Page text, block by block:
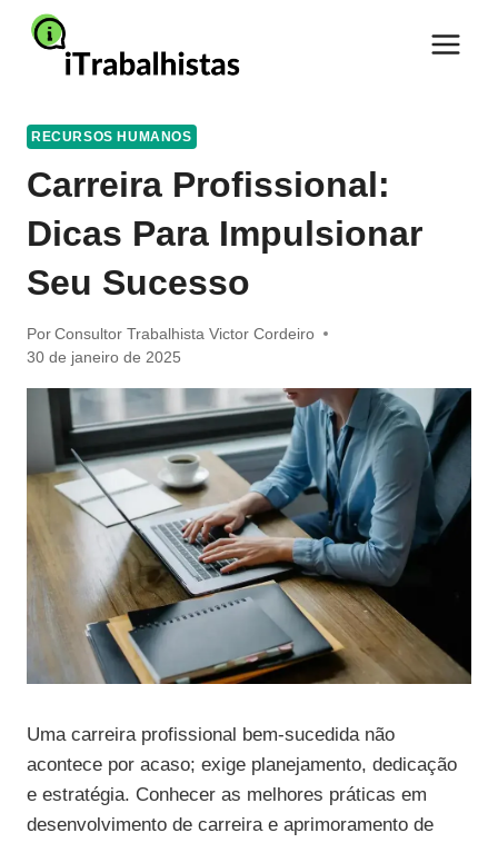
Pular
para
RECURSOS HUMANOS
Carreira Profissional:
Dicas Para Impulsionar
Seu Sucesso
Por Consultor Trabalhista Victor Cordeiro
30 de janeiro de 2025
Uma carreira profissional bem-sucedida não
acontece por acaso; exige planejamento, dedicação
e estratégia. Conhecer as melhores práticas em
desenvolvimento de carreira e aprimoramento de